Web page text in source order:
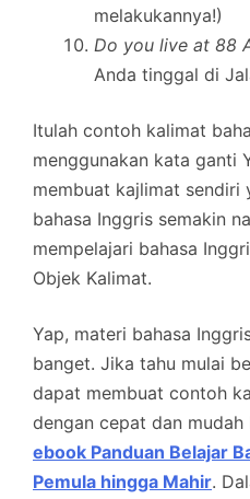
melakukannya!)
Do you live at 88
Anda tinggal di
Itulah contoh kalimat
menggunakan kata ganti
membuat kajlimat sendiri
bahasa Inggris semakin
mempelajari bahasa
Objek Kalimat.
Yap, materi bahasa
banget. Jika tahu mulai
dapat membuat contoh
dengan cepat dan mudah
ebook Panduan Belajar
Pemula hingga Mahir.